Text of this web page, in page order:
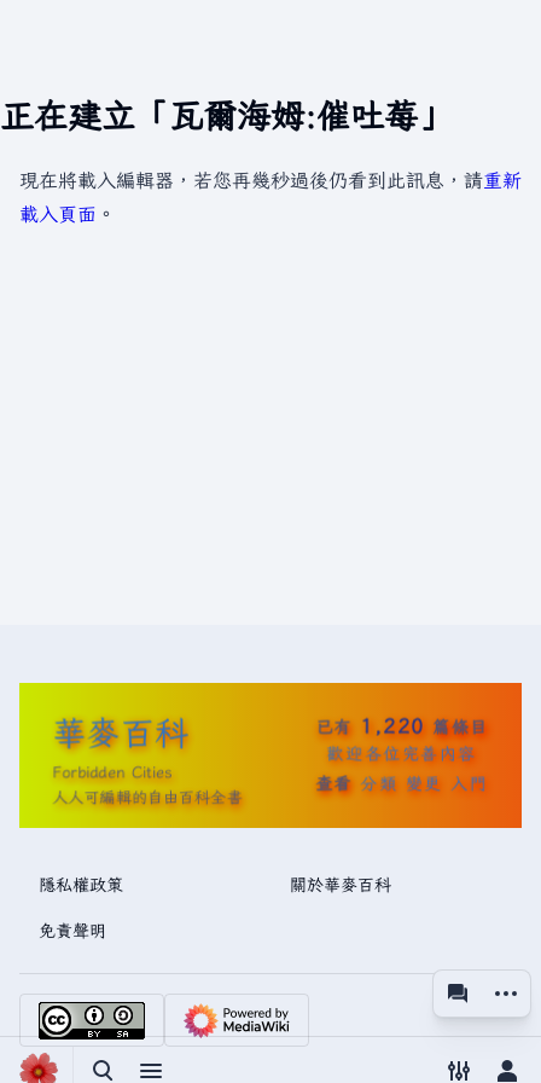
正在建立「瓦爾海姆:催吐莓」
視圖
更多
現在將載入編輯器，若您再幾秒過後仍看到此訊息，請重新
載入頁面 。
華麥百科
Forbidden Cities
人人可編輯的自由百科全書
已有 1,220 篇條目
歡迎各位完善內容
查看 分類 變更 入門
隱私權政策 關於華麥百科
免責聲明